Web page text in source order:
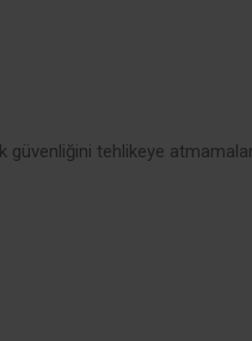
güvenliğini tehlikeye